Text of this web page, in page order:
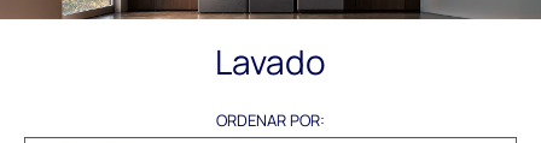
Lavado
ORDENAR POR: